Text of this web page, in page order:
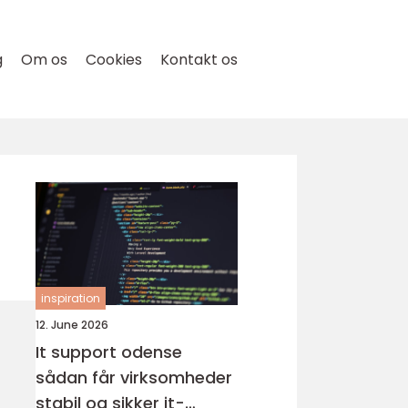
Om os Cookies Kontakt os
inspiration
12. June 2026
It support odense
sådan får virksomheder
stabil og sikker it-